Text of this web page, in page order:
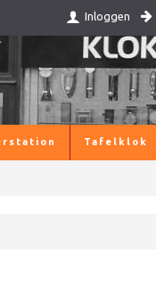
Inloggen
Tafelklok